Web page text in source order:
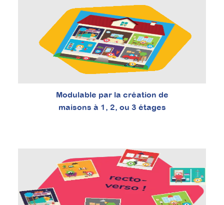
Modulable par la création de
maisons à 1, 2, ou 3 étages